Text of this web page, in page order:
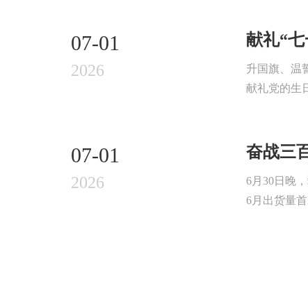
07-01
2026
献礼“
升国旗、温
献礼党的生
07-01
2026
奋战三
6月30日晚
6月出货量